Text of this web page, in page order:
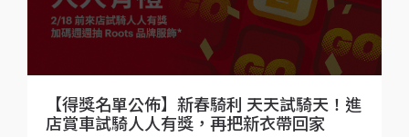
【得獎名單公佈】新春騎利 天天試騎天！進
店賞車試騎人人有獎，再把新衣帶回家